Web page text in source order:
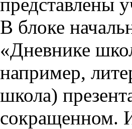
В блоке
«Дневнике
например,
школа)
сокращенном.